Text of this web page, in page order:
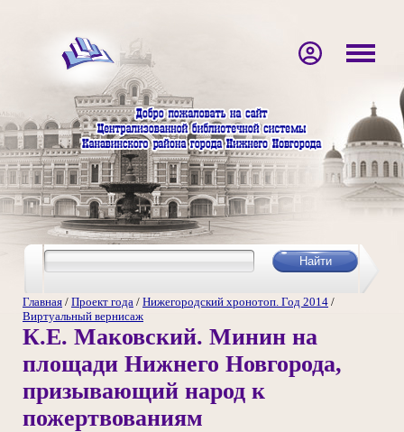
Главная / Проект года / Нижегородский хронотоп. Год 2014 /
Виртуальный вернисаж
К.Е. Маковский. Минин на
площади Нижнего Новгорода,
призывающий народ к
пожертвованиям